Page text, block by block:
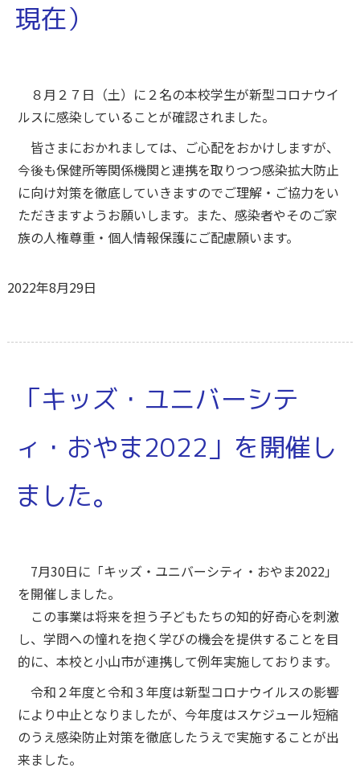
現在）
８月２７日（土）に２名の本校学生が新型コロナウイ
ルスに感染していることが確認されました。
皆さまにおかれましては、ご心配をおかけしますが、
今後も保健所等関係機関と連携を取りつつ感染拡大防止
に向け対策を徹底していきますのでご理解・ご協力をい
ただきますようお願いします。また、感染者やそのご家
族の人権尊重・個人情報保護にご配慮願います。
2022年8月29日
「キッズ・ユニバーシテ
ィ・おやま2022」を開催し
ました。
7月30日に「キッズ・ユニバーシティ・おやま2022」
を開催しました。
この事業は将来を担う子どもたちの知的好奇心を刺激
し、学問への憧れを抱く学びの機会を提供することを目
的に、本校と小山市が連携して例年実施しております。
令和２年度と令和３年度は新型コロナウイルスの影響
により中止となりましたが、今年度はスケジュール短縮
のうえ感染防止対策を徹底したうえで実施することが出
来ました。